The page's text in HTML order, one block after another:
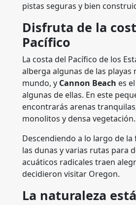
pistas seguras y bien
Disfruta de la
Pacífico
La costa del Pacífico de los
alberga algunas de las playas
mundo, y Cannon Beach es
algunas de ellas. En este
encontrarás arenas
monolitos y densa vegetación.
Descendiendo a lo largo de
las dunas y varias rutas para
acuáticos radicales traen
decidieron visitar Oregon.
La naturaleza